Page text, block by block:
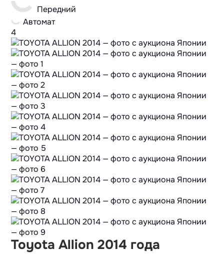
Передний
Автомат
4
Toyota Allion 2014 года